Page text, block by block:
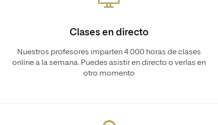
Clases en directo
Nuestros profesores imparten 4.000 horas de clases
online a la semana. Puedes asistir en directo o verlas en
otro momento